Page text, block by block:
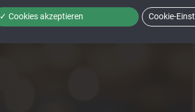
✓ Cookies akzeptieren Cookie-